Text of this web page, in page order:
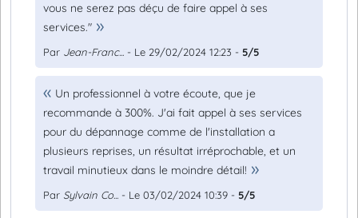
vous ne serez pas déçu de faire appel à ses
services."
Par Jean-Franc... - Le 29/02/2024 12:23 - 5/5
Un professionnel à votre écoute, que je
recommande à 300%. J'ai fait appel à ses services
pour du dépannage comme de l'installation a
plusieurs reprises, un résultat irréprochable, et un
travail minutieux dans le moindre détail!
Par Sylvain Co... - Le 03/02/2024 10:39 - 5/5